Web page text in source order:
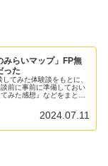
みらいマップ」FP無
った
てみた体験談をもとに、
前に事前に準備しておい
みた感想』などをまとめ
2024.07.11